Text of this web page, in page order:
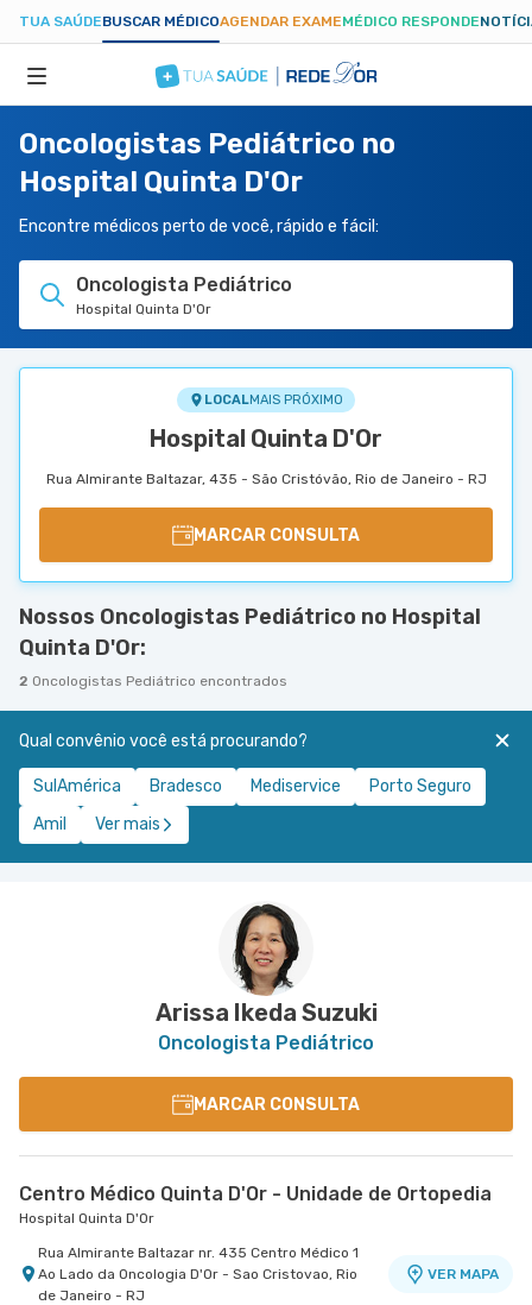
TUA SAÚDEBUSCAR MÉDICOAGENDAR EXAMEMÉDICO RESPONDE
ESPECIALIDADES
HOSPITAIS
TUASAUDE.COM
Oncologistas Pediátrico no
Hospital Quinta D'Or
Encontre médicos perto de você, rápido e fácil:
Oncologista Pediátrico
Hospital Quinta D'Or
LOCALMAIS PRÓXIMO
Hospital Quinta D'Or
Rua Almirante Baltazar, 435 - São Cristóvão, Rio de Janeiro - RJ
MARCAR CONSULTA
Nossos Oncologistas Pediátrico no Hospital
Quinta D'Or:
2 Oncologistas Pediátrico encontrados
Qual convênio você está procurando?
SulAmérica Bradesco Mediservice
Porto Seguro
Amil
Ver mais
Arissa Ikeda Suzuki
Oncologista Pediátrico
MARCAR CONSULTA
Centro Médico Quinta D'Or - Unidade de Ortopedia
Hospital Quinta D'Or
Rua Almirante Baltazar nr. 435 Centro Médico 1
Ao Lado da Oncologia D'Or - Sao Cristovao, Rio
de Janeiro - RJ
VER MAPA